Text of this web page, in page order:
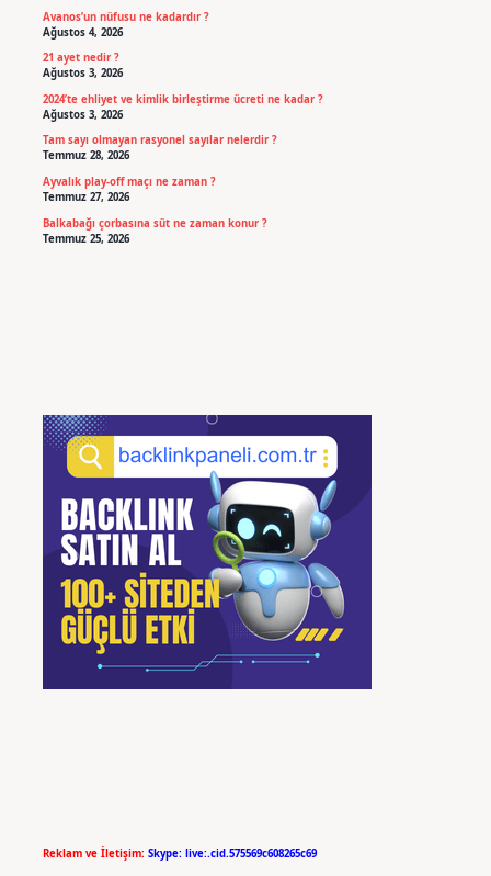
Avanos’un nüfusu ne kadardır ?
Ağustos 4, 2026
21 ayet nedir ?
Ağustos 3, 2026
2024’te ehliyet ve kimlik birleştirme ücreti ne kadar ?
Ağustos 3, 2026
Tam sayı olmayan rasyonel sayılar nelerdir ?
Temmuz 28, 2026
Ayvalık play-off maçı ne zaman ?
Temmuz 27, 2026
Balkabağı çorbasına süt ne zaman konur ?
Temmuz 25, 2026
Reklam ve İletişim: Skype: live:.cid.575569c608265c69